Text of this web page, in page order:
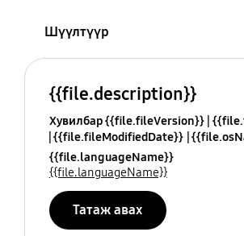
Шүүлтүүр
{{file.description}}
Хувилбар {{file.fileVersion}}
{{file.fileModifiedDate}}
{{file.languageName}}
{{file.languageName}}
Татаж авах